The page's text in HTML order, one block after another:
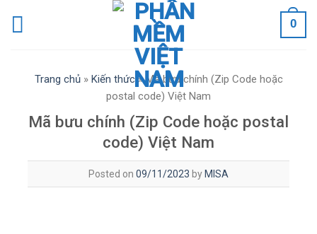
0
Trang chủ» Kiến thức»Mã bưu chính (Zip Code hoặc
postal code) Việt Nam
Mã bưu chính (Zip Code hoặc postal
code) Việt Nam
Posted on 09/11/2023 by MISA